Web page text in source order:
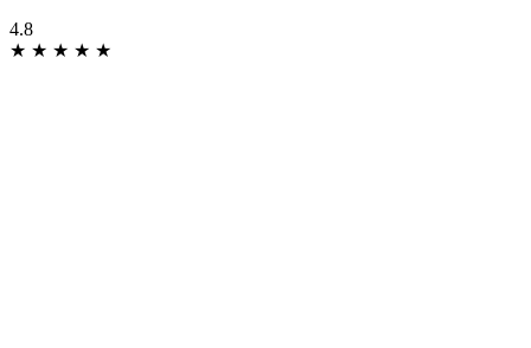
4.8
★ ★ ★ ★ ★